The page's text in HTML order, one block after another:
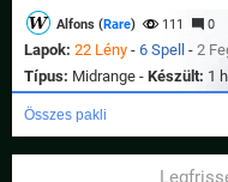
Alfons (Rare) 111 0
Lapok: 22 Lény - 6 Spell - 2
Típus: Midrange - Készült: 1
Összes pakli